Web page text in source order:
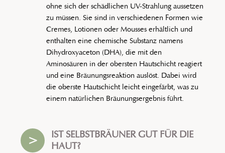
ohne sich der schädlichen UV-Strahlung aussetzen
zu müssen. Sie sind in verschiedenen Formen wie
Cremes, Lotionen oder Mousses erhältlich und
enthalten eine chemische Substanz namens
Dihydroxyaceton (DHA), die mit den
Aminosäuren in der obersten Hautschicht reagiert
und eine Bräunungsreaktion auslöst. Dabei wird
die oberste Hautschicht leicht eingefärbt, was zu
einem natürlichen Bräunungsergebnis führt.
>
IST SELBSTBRÄUNER GUT FÜR DIE
HAUT?